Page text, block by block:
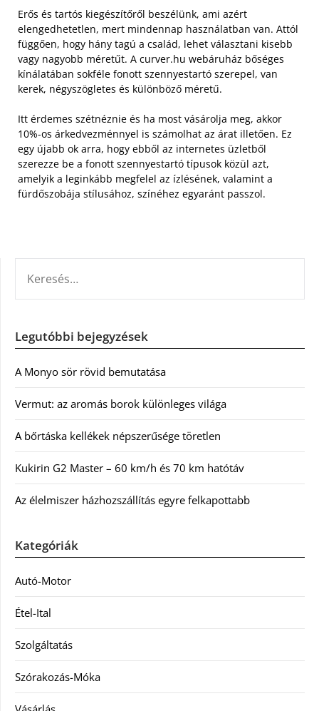
Erős és tartós kiegészítőről beszélünk, ami azért
elengedhetetlen, mert mindennap használatban van. Attól
függően, hogy hány tagú a család, lehet választani kisebb
vagy nagyobb méretűt. A curver.hu webáruház bőséges
kínálatában sokféle fonott szennyestartó szerepel, van
kerek, négyszögletes és különböző méretű.
Itt érdemes szétnéznie és ha most vásárolja meg, akkor
10%-os árkedvezménnyel is számolhat az árat illetően. Ez
egy újabb ok arra, hogy ebből az internetes üzletből
szerezze be a fonott szennyestartó típusok közül azt,
amelyik a leginkább megfelel az ízlésének, valamint a
fürdőszobája stílusához, színéhez egyaránt passzol.
Legutóbbi bejegyzések
A Monyo sör rövid bemutatása
Vermut: az aromás borok különleges világa
A bőrtáska kellékek népszerűsége töretlen
Kukirin G2 Master – 60 km/h és 70 km hatótáv
Az élelmiszer házhozszállítás egyre felkapottabb
Kategóriák
Autó-Motor
Étel-Ital
Szolgáltatás
Szórakozás-Móka